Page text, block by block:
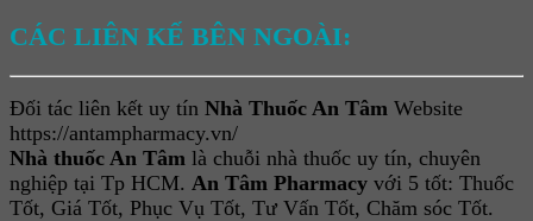
CÁC LIÊN KẾ BÊN NGOÀI:
Đối tác liên kết uy tín Nhà Thuốc An Tâm Website
https://antampharmacy.vn/
Nhà thuốc An Tâm là chuỗi nhà thuốc uy tín, chuyên
nghiệp tại Tp HCM. An Tâm Pharmacy với 5 tốt: Thuốc
Tốt, Giá Tốt, Phục Vụ Tốt, Tư Vấn Tốt, Chăm sóc Tốt.